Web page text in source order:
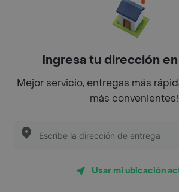
Top Marcas y Cadenas de
Encuéntranos en estos países
App Store Google play
Restaurantes cerca de mi para pedir
Ingresa tu dirección
Mejor servicio, entregas más
más convenientes!
Usar mi ubicación